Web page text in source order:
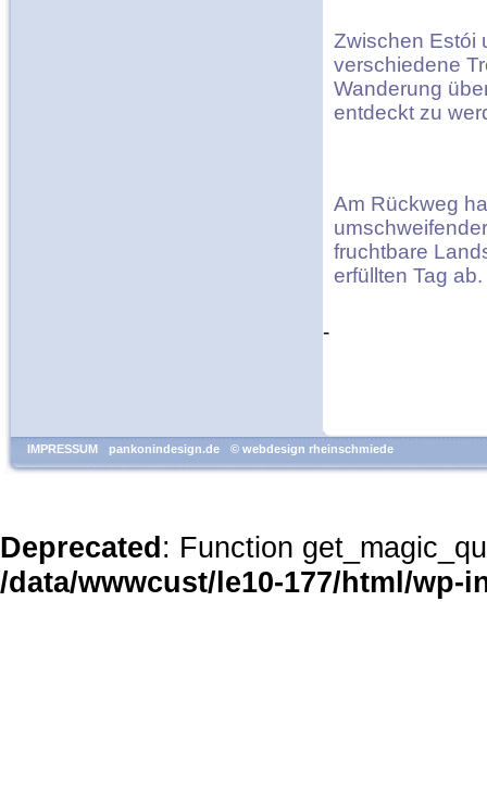
Zwischen Estói
verschiedene
Wanderung
entdeckt zu
Am Rückweg
fruchtbare
erfüllten Tag ab.
-
IMPRESSUM pankonindesign.de © webdesign rheinschmiede
Deprecated: Function
/data/wwwcust/le10-177/html/